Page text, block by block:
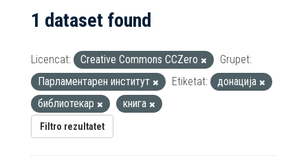
1 dataset found
Licencat: Creative Commons CCZero
Grupet:
Парламентарен институт
Etiketat:
донација
библиотекар
книга
Filtro rezultatet